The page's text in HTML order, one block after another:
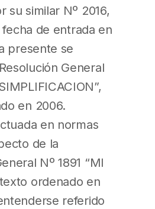
su similar Nº 2016,
de entrada en
presente se
General
en 2006.
en normas
de la
Nº 1891 “MI
texto ordenado en
referido